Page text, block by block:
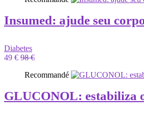
Insumed: ajude seu
Diabetes
49 € 98 €
Recommandé
GLUCONOL: estabiliza